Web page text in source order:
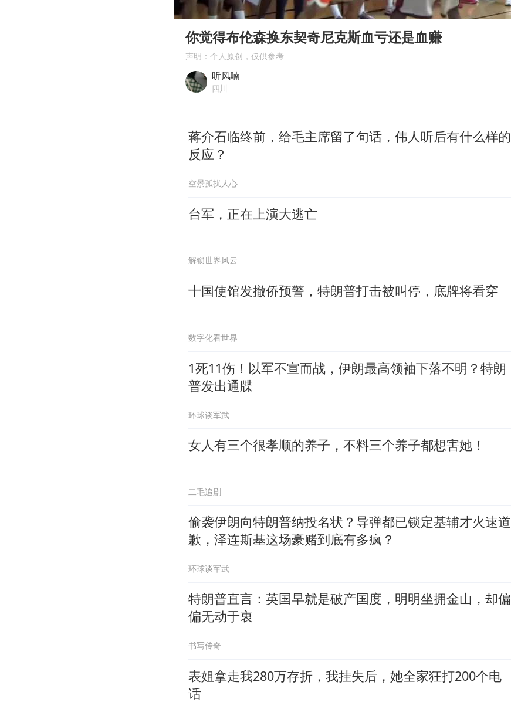
东航：国内客票提前14天免费退改
胡彦斌韩磊 谁帮谁
胡彦斌获《歌手2026》歌王
00:00
你觉得布伦森换东契奇尼克斯血亏还是血赚
声明：个人原创，仅供参考
听风喃
四川
蒋介石临终前，给毛主席留了句话，伟人听后有什么样的
反应？
空景孤扰人心
台军，正在上演大逃亡
解锁世界风云
十国使馆发撤侨预警，特朗普打击被叫停，底牌将看穿
数字化看世界
1死11伤！以军不宣而战，伊朗最高领袖下落不明？特朗
普发出通牒
环球谈军武
女人有三个很孝顺的养子，不料三个养子都想害她！
二毛追剧
偷袭伊朗向特朗普纳投名状？导弹都已锁定基辅才火速道
歉，泽连斯基这场豪赌到底有多疯？
环球谈军武
特朗普直言：英国早就是破产国度，明明坐拥金山，却偏
偏无动于衷
书写传奇
表姐拿走我280万存折，我挂失后，她全家狂打200个电
话